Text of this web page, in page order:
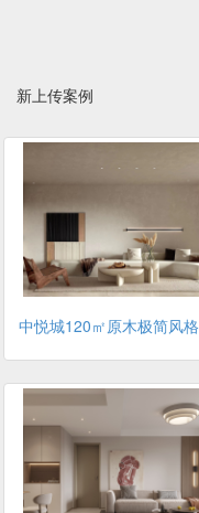
新上传案例